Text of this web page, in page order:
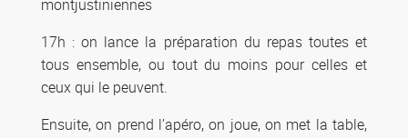
montjustiniennes
17h : on lance la préparation du repas toutes et
tous ensemble, ou tout du moins pour celles et
ceux qui le peuvent.
Ensuite, on prend l’apéro, on joue, on met la table,